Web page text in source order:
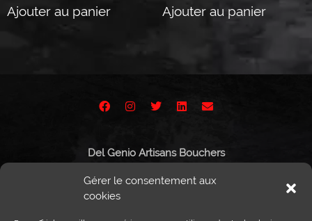
Gérer le consentement aux
cookies
Ajouter au panier Ajouter au panier
Del Genio Artisans Bouchers
1950 Sion